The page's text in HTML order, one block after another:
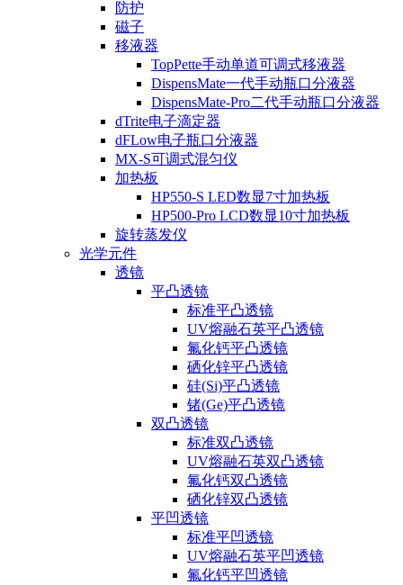
防护
磁子
移液器
TopPette手动单道可调式移液器
DispensMate一代手动瓶口分液器
DispensMate-Pro二代手动瓶口分液器
dTrite电子滴定器
dFLow电子瓶口分液器
MX-S可调式混匀仪
加热板
HP550-S LED数显7寸加热板
HP500-Pro LCD数显10寸加热板
旋转蒸发仪
光学元件
透镜
平凸透镜
标准平凸透镜
UV熔融石英平凸透镜
氟化钙平凸透镜
硒化锌平凸透镜
硅(Si)平凸透镜
锗(Ge)平凸透镜
双凸透镜
标准双凸透镜
UV熔融石英双凸透镜
氟化钙双凸透镜
硒化锌双凸透镜
平凹透镜
标准平凹透镜
UV熔融石英平凹透镜
氟化钙平凹透镜